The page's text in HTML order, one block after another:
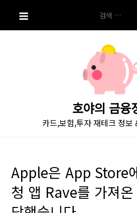
i
색:
호야의 금융
카드,보험,투자 재테크 정
Apple은 App Store
청 앱 Rave를 가져